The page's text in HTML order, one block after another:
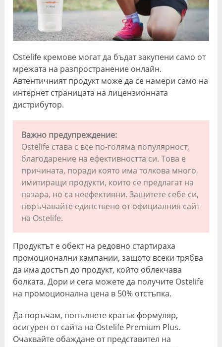
Ostelife кремове могат да бъдат закупени само от
мрежата на разпространение онлайн.
Автентичният продукт може да се намери само на
интернет страницата на лицензионната
дистрибутор.
Важно предупреждение:
Ostelife става с все по-голяма популярност,
благодарение на ефективността си. Това е
причината, поради която има толкова много,
имитиращи продукти, които се предлагат на
пазара, но са неефективни. Защитете себе си,
поръчавайте единствено от официалния сайт
на Ostelife.
Продуктът е обект на редовно стартираха
промоционални кампании, защото всеки трябва
да има достъп до продукт, който облекчава
болката. Дори и сега можете да получите Ostelife
на промоционална цена в 50% отстъпка.
Да поръчам, попълнете кратък формуляр,
осигурен от сайта на Ostelife Premium Plus.
Очаквайте обаждане от представител на